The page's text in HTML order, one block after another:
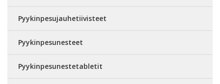
Pyykinpesujauhetiivisteet
Pyykinpesunesteet
Pyykinpesunestetabletit